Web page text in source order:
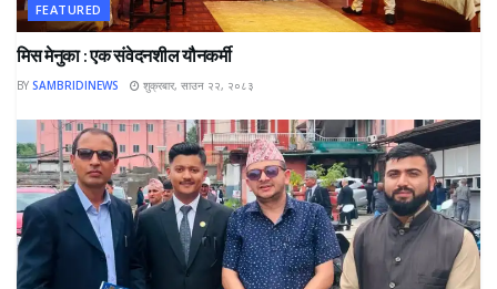
FEATURED
मिस मेनुका : एक संवेदनशील यौनकर्मी
BY SAMBRIDINEWS शुक्रबार, साउन २२, २०८३